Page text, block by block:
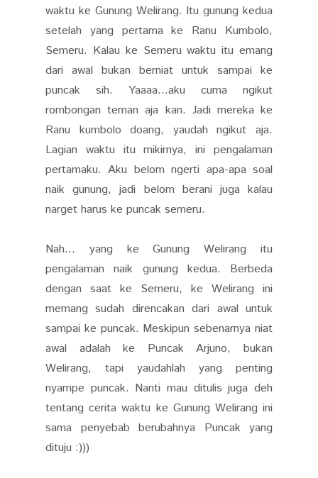
waktu ke Gunung Welirang. Itu gunung kedua
setelah yang pertama ke Ranu Kumbolo,
Semeru. Kalau ke Semeru waktu itu emang
dari awal bukan berniat untuk sampai ke
puncak sih. Yaaaa...aku cuma ngikut
rombongan teman aja kan. Jadi mereka ke
Ranu kumbolo doang, yaudah ngikut aja.
Lagian waktu itu mikirnya, ini pengalaman
pertamaku. Aku belom ngerti apa-apa soal
naik gunung, jadi belom berani juga kalau
narget harus ke puncak semeru.
Nah... yang ke Gunung Welirang itu
pengalaman naik gunung kedua. Berbeda
dengan saat ke Semeru, ke Welirang ini
memang sudah direncakan dari awal untuk
sampai ke puncak. Meskipun sebenarnya niat
awal adalah ke Puncak Arjuno, bukan
Welirang, tapi yaudahlah yang penting
nyampe puncak. Nanti mau ditulis juga deh
tentang cerita waktu ke Gunung Welirang ini
sama penyebab berubahnya Puncak yang
dituju :)))